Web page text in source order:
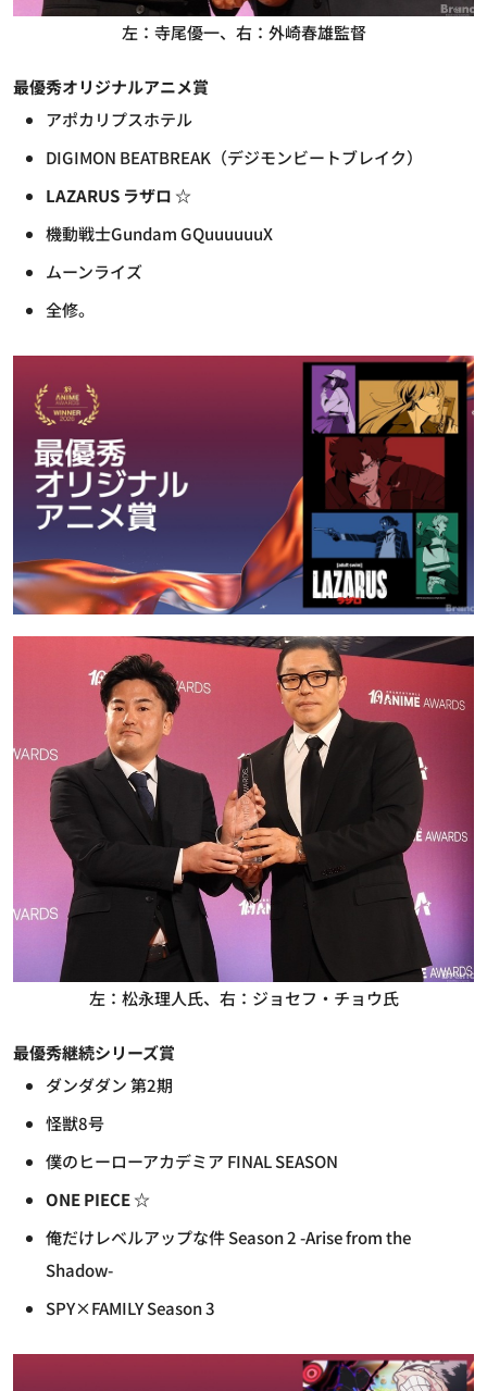
左：寺尾優一、右：外崎春雄監督
最優秀オリジナルアニメ賞
アポカリプスホテル
DIGIMON BEATBREAK（デジモンビートブレイク）
LAZARUS ラザロ ☆
機動戦士Gundam GQuuuuuuX
ムーンライズ
全修。
左：松永理人氏、右：ジョセフ・チョウ氏
最優秀継続シリーズ賞
ダンダダン 第2期
怪獣8号
僕のヒーローアカデミア FINAL SEASON
ONE PIECE ☆
俺だけレベルアップな件 Season 2 -Arise from the
Shadow-
SPY×FAMILY Season 3